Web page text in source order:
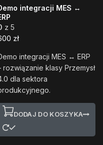
integracji MES ↔
z 5
zł
integracji MES ↔ ERP
rozwiązanie klasy Przemysł
dla sektora
DODAJ DO KOSZYKA